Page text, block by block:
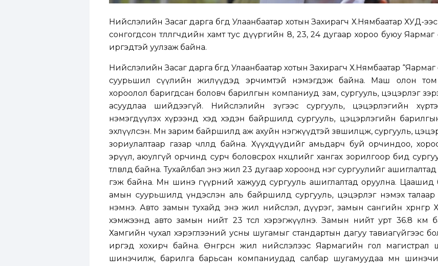
Нийслэлийн Засаг дарга бөгөөд Улаанбаатар хотын Захирагч Х.Нямбаатар ХУД-
сонгогдсон төлөөлөгчдийн хамт тус дүүргийн 8, 23, 24 дугаар хороо буюу
иргэдтэй уулзаж байна.
Нийслэлийн Засаг дарга бөгөөд Улаанбаатар хотын Захирагч Х.Нямбаатар
суурьшил сүүлийн жилүүдэд эрчимтэй нэмэгдэж байна. Маш олон том
хороолол баригдсан боловч барилгын компаниуд зам, сургууль, цэцэрлэг
асуудлаа шийдээгүй. Нийслэлийн зүгээс сургууль, цэцэрлэгийн
нэмэгдүүлэх хүрээнд хэд хэдэн байршилд сургууль, цэцэрлэгийн
эхлүүлсэн. Мөн зарим байршилд аж ахуйн нэгжүүдтэй зөвшилцөж, сургууль,
зориулалтаар газар чөлөөлөөд байна. Хүүхдүүдийг амьдарч буй орчиндоо,
эрүүл, аюулгүй орчинд сурч боловсрох нөхцөлийг хангах зорилгоор бид
төлөвлөөд байна. Тухайлбал энэ жил 23 дугаар хороонд нэг сургуулийг
гэж байна. Мөн шинэ гүүрний хажууд сургууль ашиглалтад оруулна. Цаашид
амын суурьшилд үндэслэн аль байршилд сургууль, цэцэрлэг нэмэх талаар
нэмнэ. Авто замын тухайд энэ жил нийслэл, дүүрэг, замын сангийн хөрөнгөөр
хэмжээнд авто замын нийт 23 төсөл хэрэгжүүлнэ. Замын нийт урт 36.8 км
Хамгийн чухал хэрэглээний усны шугамыг стандартын дагуу тавиагүйгээс
иргэд хохирч байна. Өнгөрсөн жил нийслэлээс Яармагийн гол магистрал
шинэчилж, барилга барьсан компаниудад салбар шугамуудаа мөн